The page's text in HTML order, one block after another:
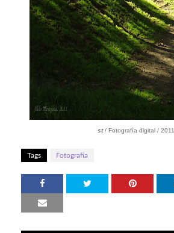
st/ Fotografía digital / 2011
Tags Fotografía